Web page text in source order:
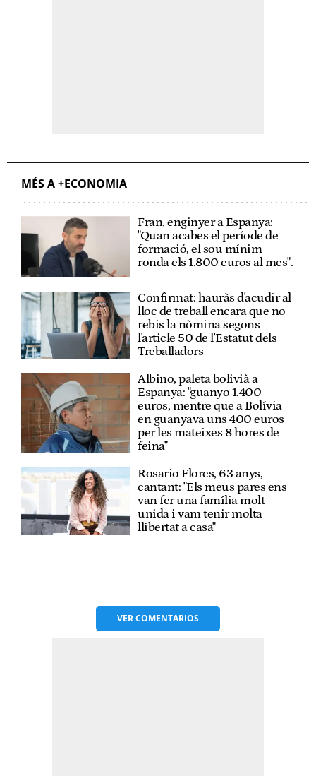
MÉS A +ECONOMIA
Fran, enginyer a Espanya:
"Quan acabes el període de
formació, el sou mínim
ronda els 1.800 euros al mes".
Confirmat: hauràs d'acudir al
lloc de treball encara que no
rebis la nòmina segons
l'article 50 de l'Estatut dels
Treballadors
Albino, paleta bolivià a
Espanya: "guanyo 1.400
euros, mentre que a Bolívia
en guanyava uns 400 euros
per les mateixes 8 hores de
feina"
Rosario Flores, 63 anys,
cantant: "Els meus pares ens
van fer una família molt
unida i vam tenir molta
llibertat a casa"
VERCOMENTARIOS